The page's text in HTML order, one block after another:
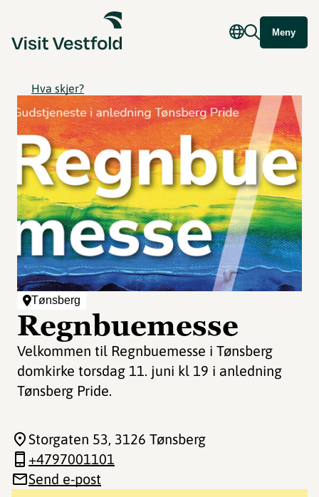
Meny
Hva skjer?
Tønsberg
Regnbuemesse
Velkommen til Regnbuemesse i Tønsberg
domkirke torsdag 11. juni kl 19 i anledning
Tønsberg Pride.
Storgaten 53, 3126 Tønsberg
+4797001101
Send e-post